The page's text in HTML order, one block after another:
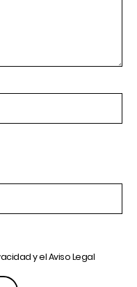
y elAviso Legal